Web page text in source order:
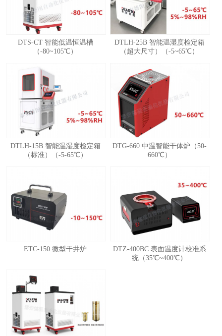
DTS-CT 智能低温恒温槽
（-80~105℃）
DTLH-25B 智能温湿度检定箱
（超大尺寸）（-5~65℃）
DTLH-15B 智能温湿度检定箱
（标准）（-5-65℃）
DTG-660 中温智能干体炉（50-
660℃）
ETC-150 微型干井炉
DTZ-400BC 表面温度计校准系
统（35℃~400℃）